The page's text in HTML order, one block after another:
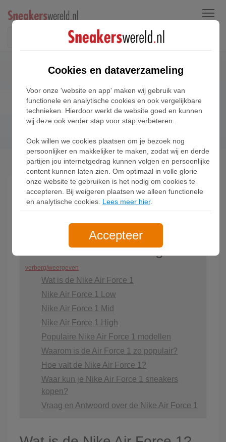
Menu
Alles over de Nike Air Force 1
Home Blog Alles over de Nike Air Force 1
Als het gaat om een echte onmisbare sneaker dan
is de Nike Air Force 1 de echte klassieker. Lees hier
Inhoud van deze blog
verberg/weergeven
Wat is de Nike Air Force 1
Nike Air Force 1 Low
Nike Air Force 1 Mid
Nike Air Force 1 High
Populaire Nike Air Force 1 modellen
Waarom is de Air Force 1 zo populair?
Hoe valt de Nike Air Force 1?
Waar kun je Nike Air Force 1 sneakers
kopen?
Vraag en Antwoord over de Nike Air Force 1
Cookies en dataverzameling
Voor onze 'website en app' maken wij gebruik van
functionele en analytische cookies en ook vergelijkbare
technieken. Hierdoor werkt de website goed en kunnen
wij deze ook verder stap voor stap verbeteren.
Ook willen we cookies plaatsen om je bezoek nog
persoonlijker en makkelijker te maken, zodat wij en derde
partijen jou internetgedrag kunnen volgen en persoonlijke
content kunnen laten zien. Om optimaal in volle glorie
onze website te gebruiken is het nodig om cookies te
accepteren. Bij weigeren plaatsen we alleen functionele
en analytische cookies. Lees meer hier.
Accepteer